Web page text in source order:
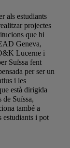
als estudiants
projectes
que hi
Geneva,
Lucerne i
Suïssa fent
per ser un
i les
està dirigida
de Suïssa,
també a
estudiants i pot